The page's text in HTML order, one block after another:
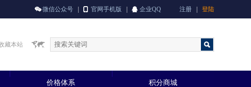
微信公众号 官网手机版 企业QQ 注册 登陆
藏本站
价格体系 积分商城